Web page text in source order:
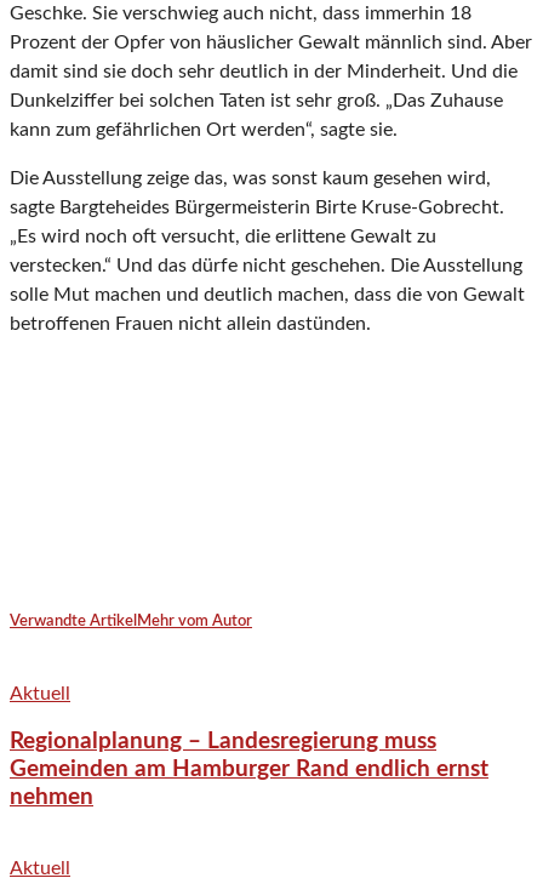
Geschke. Sie verschwieg auch nicht, dass immerhin 18
Prozent der Opfer von häuslicher Gewalt männlich sind. Aber
damit sind sie doch sehr deutlich in der Minderheit. Und die
Dunkelziffer bei solchen Taten ist sehr groß. „Das Zuhause
kann zum gefährlichen Ort werden“, sagte sie.
Die Ausstellung zeige das, was sonst kaum gesehen wird,
sagte Bargteheides Bürgermeisterin Birte Kruse-Gobrecht.
„Es wird noch oft versucht, die erlittene Gewalt zu
verstecken.“ Und das dürfe nicht geschehen. Die Ausstellung
solle Mut machen und deutlich machen, dass die von Gewalt
betroffenen Frauen nicht allein dastünden.
Verwandte Artikel Mehr vom Autor
Aktuell
Regionalplanung – Landesregierung muss
Gemeinden am Hamburger Rand endlich ernst
nehmen
Aktuell